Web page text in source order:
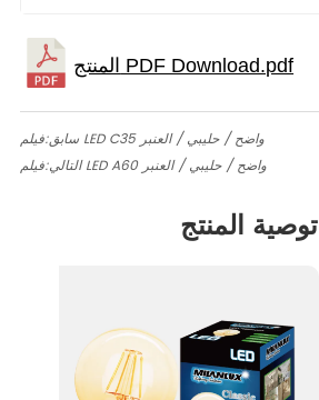
سابق:
فيلم LED C35 واضح / حليبي / العنبر
التالي:
فيلم LED A60 واضح / حليبي / العنبر
توصية المنتج